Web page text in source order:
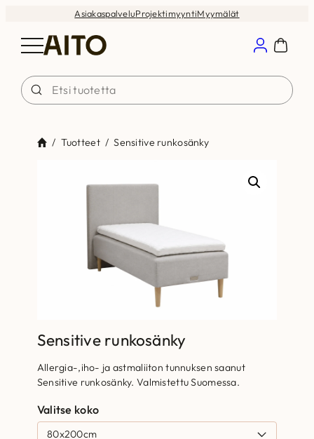
AsiakaspalveluProjektimyyntiMyymälät
/ Tuotteet / Sensitive runkosänky
Sensitive runkosänky
Allergia-,iho- ja astmaliiton tunnuksen saanut
Sensitive runkosänky. Valmistettu Suomessa.
Valitse koko